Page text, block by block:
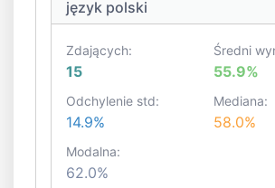
język polski
Zdających:
15
Średni
55.9%
Odchylenie std:
14.9%
Mediana:
58.0%
Modalna:
62.0%